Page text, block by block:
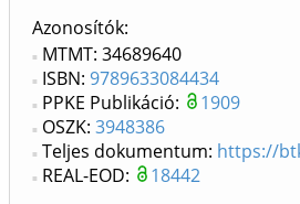
Azonosítók
MTMT: 34689640
ISBN: 9789633084434
PPKE Publikáció:
1909
OSZK: 3948386
Teljes dokumentum: https://
REAL-EOD:
18442